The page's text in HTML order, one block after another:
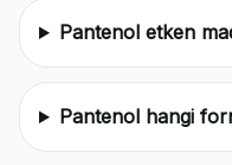
Pantenol etken
Pantenol hangi